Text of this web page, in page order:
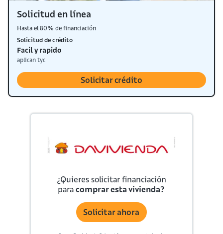
Solicitud en línea
Hasta el 80% de financiación
Solicitud de crédito
Facil y rapido
aplican tyc
Solicitar crédito
¿Quieres solicitar financiación
paracomprar esta vivienda?
Solicitar ahora